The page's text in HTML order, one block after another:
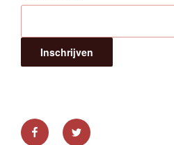
FacebookTwitter